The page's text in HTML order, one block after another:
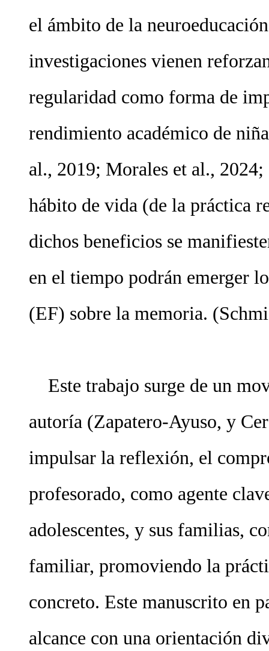
el ámbito de la
investigaciones vienen
regularidad como forma de
rendimiento académico de
al., 2019; Morales et al.,
hábito de vida (de la práctica
dichos beneficios se
en el tiempo podrán emerger
(EF) sobre la memoria.
Este trabajo surge de un
autoría (Zapatero-Ayuso, y
impulsar la reflexión, el
profesorado, como agente
adolescentes, y sus familias,
familiar, promoviendo la
concreto. Este manuscrito en
alcance con una orientación